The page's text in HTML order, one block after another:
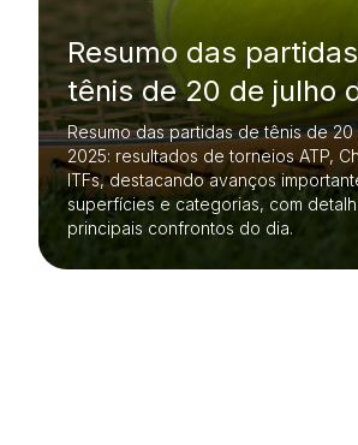
Resumo das
tênis de 20 de julho
Resumo das partidas de tênis de
2025: resultados de torneios ATP,
ITFs, destacando avanços
superfícies e categorias, com
principais confrontos do dia.